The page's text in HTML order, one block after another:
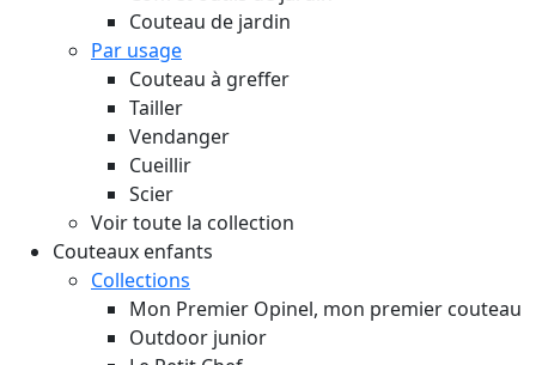
Couteau de jardin
Par usage
Couteau à greffer
Tailler
Vendanger
Cueillir
Scier
Voir toute la collection
Couteaux enfants
Collections
Mon Premier Opinel, mon premier couteau
Outdoor junior